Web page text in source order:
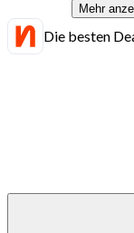
Mehr
Die besten